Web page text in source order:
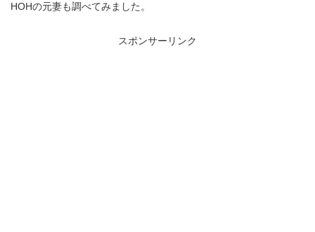
HOHの元妻も調べてみました。
スポンサーリンク